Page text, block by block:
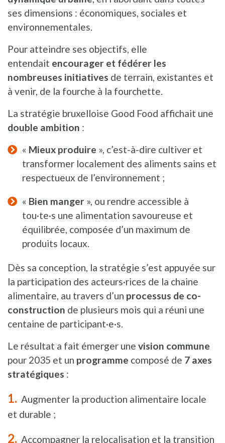
ses dimensions : économiques, sociales et
environnementales.
Pour atteindre ses objectifs, elle
entendait encourager et fédérer les
nombreuses initiatives de terrain, existantes et
à venir, de la fourche à la fourchette.
La stratégie bruxelloise Good Food affichait une
double ambition :
« Mieux produire », c’est-à-dire cultiver et
transformer localement des aliments sains et
respectueux de l’environnement ;
« Bien manger », ou rendre accessible à
tou·te·s une alimentation savoureuse et
équilibrée, composée d’un maximum de
produits locaux.
Dès sa conception, la stratégie s’est appuyée sur
la participation des acteurs·rices de la chaine
alimentaire, au travers d’un processus de co-
construction de plusieurs mois qui a réuni une
centaine de participant·e·s.
Le résultat a fait émerger une vision commune
pour 2035 et un programme composé de 7 axes
stratégiques :
Augmenter la production alimentaire locale
et durable ;
Accompagner la relocalisation et la transition